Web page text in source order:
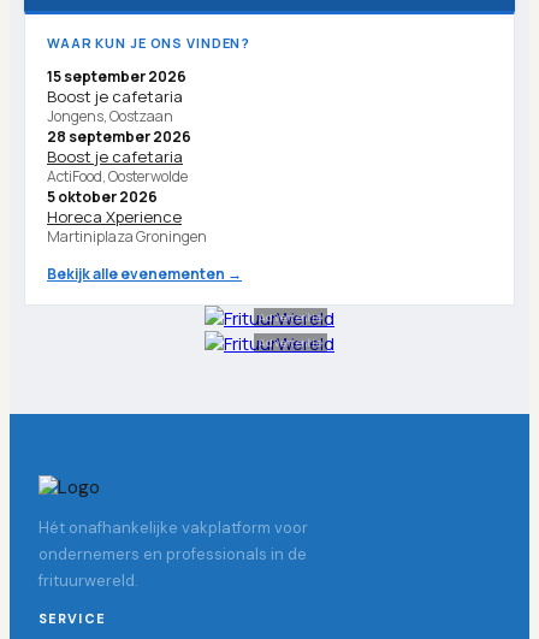
WAAR KUN JE ONS VINDEN?
15 september 2026
Boost je cafetaria
Jongens, Oostzaan
28 september 2026
Boost je cafetaria
ActiFood, Oosterwolde
5 oktober 2026
Horeca Xperience
Martiniplaza Groningen
Bekijk alle evenementen →
Advertentie
Advertentie
Hét onafhankelijke vakplatform voor
ondernemers en professionals in de
frituurwereld.
SERVICE